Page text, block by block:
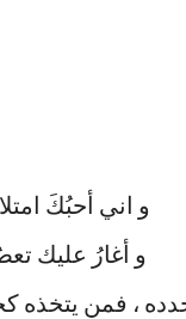
و اني أحبُكَ
‏و أغارُ عليك
، فمن